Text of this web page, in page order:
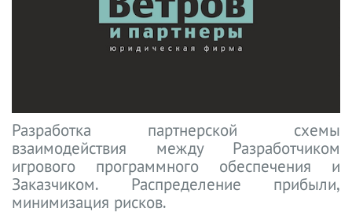
Разработка партнерской схемы
взаимодействия между Разработчиком
игрового программного обеспечения и
Заказчиком. Распределение прибыли,
минимизация рисков.